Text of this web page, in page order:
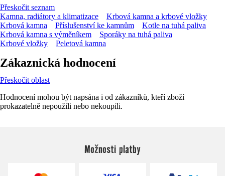
Přeskočit seznam
Kamna, radiátory a klimatizace
Krbová kamna a krbové vložky
Krbová kamna
Příslušenství ke kamnům
Kotle na tuhá paliva
Krbová kamna s výměníkem
Sporáky na tuhá paliva
Krbové vložky
Peletová kamna
Zákaznická hodnocení
Přeskočit oblast
Hodnocení mohou být napsána i od zákazníků, kteří zboží
prokazatelně nepoužili nebo nekoupili.
Možnosti platby